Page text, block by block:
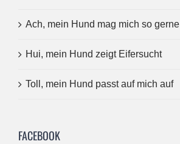
Ach, mein Hund mag mich so gerne
Hui, mein Hund zeigt Eifersucht
Toll, mein Hund passt auf mich auf
FACEBOOK